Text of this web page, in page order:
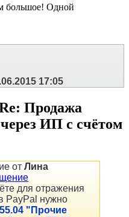
большое! Одной
17:05
Продажа
ИП с счётом
от Лина
для отражения
PayPal нужно
"Прочие